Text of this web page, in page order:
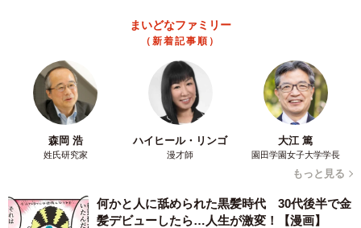
まいどなファミリー
（新着記事順）
森岡 浩
姓氏研究家
ハイヒール・リンゴ
漫才師
大江 篤
園田学園女子大学学長
もっと見る
何かと人に舐められた黒髪時代 30代後半で金
髪デビューしたら…人生が激変！【漫画】